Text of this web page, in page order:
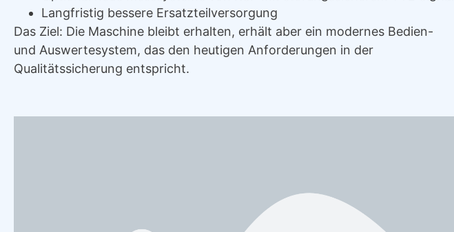
Langfristig bessere Ersatzteilversorgung
Das Ziel: Die Maschine bleibt erhalten, erhält aber ein modernes Bedien-
und Auswertesystem, das den heutigen Anforderungen in der
Qualitätssicherung entspricht.